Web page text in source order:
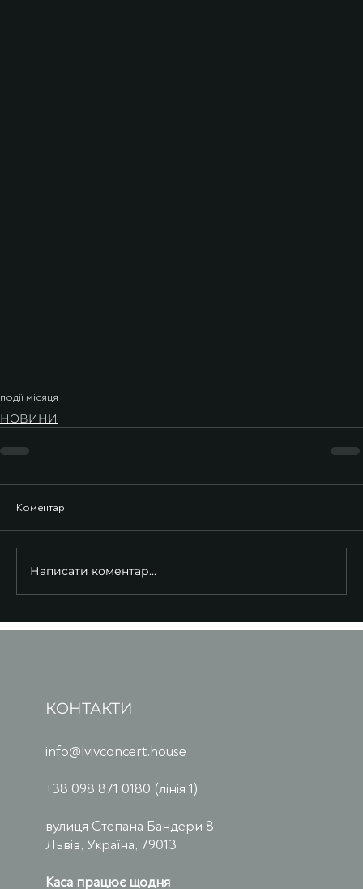
події місяця
НОВИНИ
Коментарі
Написати коментар...
КОНТАКТИ
info@lvivconcert.house
+38 098 871 0180 (лінія 1)
вулиця Степана Бандери 8,
Львів, Україна, 79013
Каса працює щодня